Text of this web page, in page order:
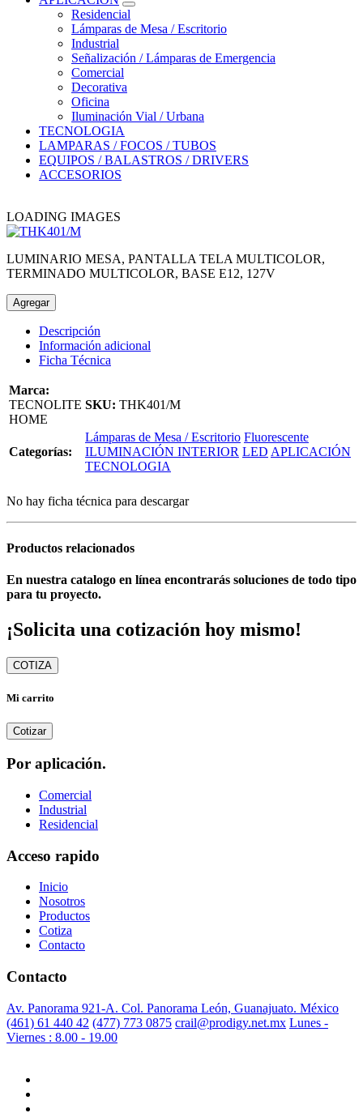
Residencial
Lámparas de Mesa / Escritorio
Industrial
Señalización / Lámparas de Emergencia
Comercial
Decorativa
Oficina
Iluminación Vial / Urbana
TECNOLOGIA
LAMPARAS / FOCOS / TUBOS
EQUIPOS / BALASTROS / DRIVERS
ACCESORIOS
LOADING IMAGES
LUMINARIO MESA, PANTALLA TELA MULTICOLOR,
TERMINADO MULTICOLOR, BASE E12, 127V
Agregar
Descripción
Información adicional
Ficha Técnica
Marca:
TECNOLITE
HOME
SKU: THK401/M
Categorías:
Lámparas de Mesa / Escritorio Fluorescente
ILUMINACIÓN INTERIOR LED APLICACIÓN
TECNOLOGIA
No hay ficha técnica para descargar
Productos relacionados
En nuestra catalogo en línea encontrarás soluciones de todo tipo
para tu proyecto.
¡Solicita una cotización hoy mismo!
COTIZA
Mi carrito
Cotizar
Por aplicación.
Comercial
Industrial
Residencial
Acceso rapido
Inicio
Nosotros
Productos
Cotiza
Contacto
Contacto
Av. Panorama 921-A. Col. Panorama León, Guanajuato. México
(461) 61 440 42 (477) 773 0875 crail@prodigy.net.mx Lunes -
Viernes : 8.00 - 19.00